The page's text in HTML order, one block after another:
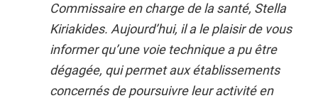
Commissaire en charge de la santé, Stella
Kiriakides. Aujourd’hui, il a le plaisir de vous
informer qu’une voie technique a pu être
dégagée, qui permet aux établissements
concernés de poursuivre leur activité en